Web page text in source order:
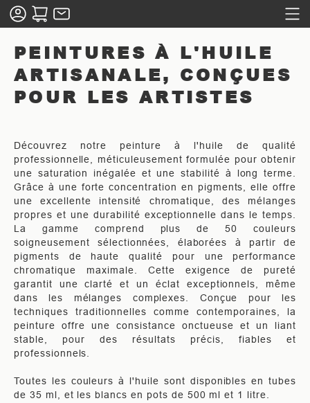
PEINTURES À L'HUILE
ARTISANALE, CONÇUES
POUR LES ARTISTES
Découvrez notre peinture à l'huile de qualité
professionnelle, méticuleusement formulée pour obtenir
une saturation inégalée et une stabilité à long terme.
Grâce à une forte concentration en pigments, elle offre
une excellente intensité chromatique, des mélanges
propres et une durabilité exceptionnelle dans le temps.
La gamme comprend plus de 50 couleurs
soigneusement sélectionnées, élaborées à partir de
pigments de haute qualité pour une performance
chromatique maximale. Cette exigence de pureté
garantit une clarté et un éclat exceptionnels, même
dans les mélanges complexes. Conçue pour les
techniques traditionnelles comme contemporaines, la
peinture offre une consistance onctueuse et un liant
stable, pour des résultats précis, fiables et
professionnels.
Toutes les couleurs à l'huile sont disponibles en tubes
de 35 ml, et les blancs en pots de 500 ml et 1 litre.